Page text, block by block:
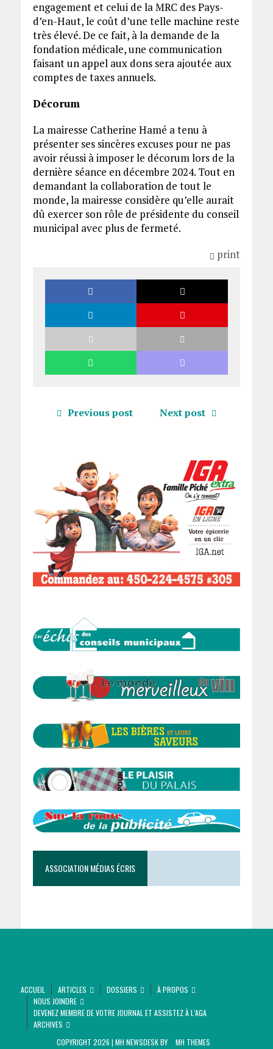
engagement et celui de la MRC des Pays-
d’en-Haut, le coût d’une telle machine reste
très élevé. De ce fait, à la demande de la
fondation médicale, une communication
faisant un appel aux dons sera ajoutée aux
comptes de taxes annuels.
Décorum
La mairesse Catherine Hamé a tenu à
présenter ses sincères excuses pour ne pas
avoir réussi à imposer le décorum lors de la
dernière séance en décembre 2024. Tout en
demandant la collaboration de tout le
monde, la mairesse considère qu’elle aurait
dû exercer son rôle de présidente du conseil
municipal avec plus de fermeté.
print
Previous post Next post
ASSOCIATION MÉDIAS ÉCRIS
ACCUEIL ARTICLES DOSSIERS
À PROPOS
NOUS JOINDRE
DEVENEZ MEMBRE DE VOTRE JOURNAL ET ASSISTEZ À L’AGA
ARCHIVES
COPYRIGHT 2026 | MH NEWSDESK BY
MH THEMES